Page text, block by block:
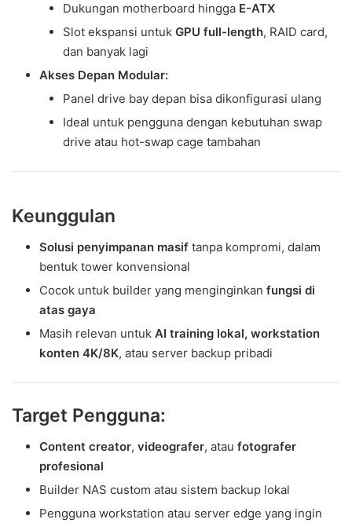
Dukungan motherboard hingga E-ATX
Slot ekspansi untuk GPU full-length, RAID card,
dan banyak lagi
Akses Depan Modular:
Panel drive bay depan bisa dikonfigurasi ulang
Ideal untuk pengguna dengan kebutuhan swap
drive atau hot-swap cage tambahan
Keunggulan
Solusi penyimpanan masif tanpa kompromi, dalam
bentuk tower konvensional
Cocok untuk builder yang menginginkan fungsi di
atas gaya
Masih relevan untuk AI training lokal, workstation
konten 4K/8K, atau server backup pribadi
Target Pengguna:
Content creator, videografer, atau fotografer
profesional
Builder NAS custom atau sistem backup lokal
Pengguna workstation atau server edge yang ingin